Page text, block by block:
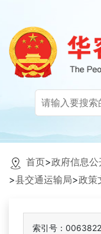
首页>政府信息公
>县交通运输局>政策
索引号：